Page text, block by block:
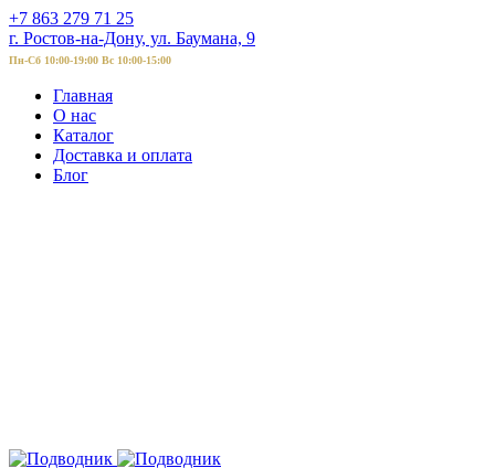
+7 863 279 71 25
г. Ростов-на-Дону, ул. Баумана, 9
Пн-Сб 10:00-19:00 Вс 10:00-15:00
Главная
О нас
Каталог
Доставка и оплата
Блог